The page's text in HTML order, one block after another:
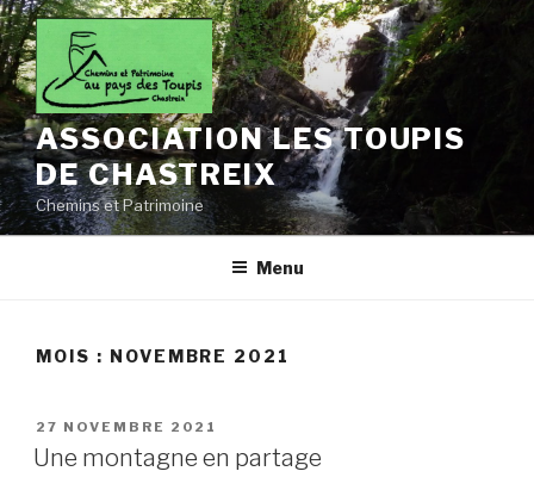
Aller
au
contenu
principal
ASSOCIATION LES TOUPIS
DE CHASTREIX
Chemins et Patrimoine
Menu
MOIS : NOVEMBRE 2021
PUBLIÉ
LE
27 NOVEMBRE 2021
Une montagne en partage